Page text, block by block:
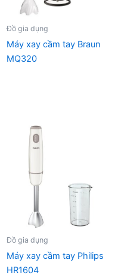
Đồ gia dụng
Máy xay cầm tay Braun
MQ320
Đồ gia dụng
Máy xay cầm tay Philips
HR1604